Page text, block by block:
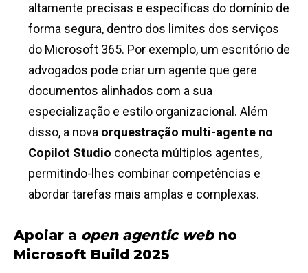
altamente precisas e específicas do domínio de
forma segura, dentro dos limites dos serviços
do Microsoft 365. Por exemplo, um escritório de
advogados pode criar um agente que gere
documentos alinhados com a sua
especialização e estilo organizacional. Além
disso, a nova orquestração multi-agente no
Copilot Studio conecta múltiplos agentes,
permitindo-lhes combinar competências e
abordar tarefas mais amplas e complexas.
Apoiar a open agentic web no
Microsoft Build 2025